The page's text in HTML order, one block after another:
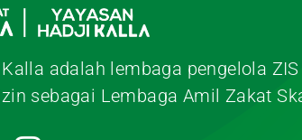
adalah lembaga pengelola
sebagai Lembaga Amil Zakat